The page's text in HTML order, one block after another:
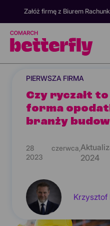
Załóż firmę z Biurem
PIERWSZA FIRMA
Czy ryczałt
forma
branży
28 czerwca,
2023
2024
Krzysztof